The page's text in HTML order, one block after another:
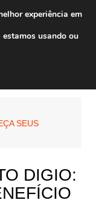
SEUS
DIGIO:
experiência em
usando ou